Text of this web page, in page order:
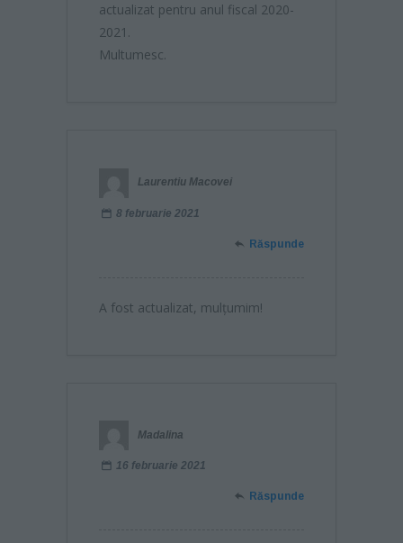
actualizat pentru anul fiscal 2020-
2021.
Multumesc.
Laurentiu Macovei
8 februarie 2021
Răspunde
A fost actualizat, mulțumim!
Madalina
16 februarie 2021
Răspunde